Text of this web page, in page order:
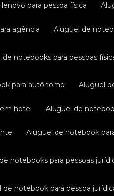
para pessoa física
agência aluguel de
de notebooks para pessoas
para autônomo aluguel
em hotel aluguel de
aluguel de notebook
de notebooks para pessoas
de notebook para pessoa